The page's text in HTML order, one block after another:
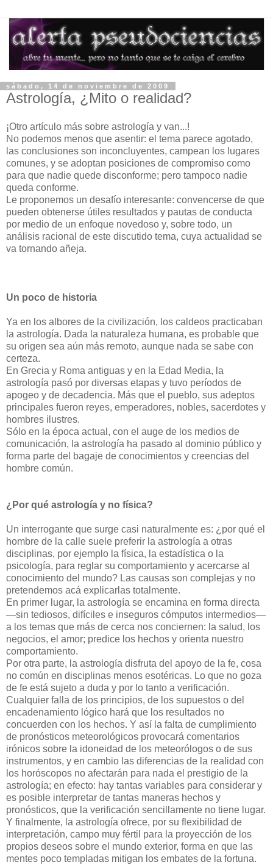
sábado, 14 de noviembre de 2009
Astrología, ¿Mito o realidad?
¡Otro artículo más sobre astrología y van...!
No podemos menos que asentir: el tema parece agotado,
las conclusiones son inconcluyentes, campean los lugares
comunes, y se adoptan posiciones de compromiso como
para que nadie quede disconforme; pero tampoco nadie
queda conforme.
Le proponemos un desafío interesante: convencerse de que
pueden obtenerse útiles resultados y pautas de conducta
por medio de un enfoque novedoso y, sobre todo, un
análisis racional de este discutido tema, cuya actualidad se
va tornando añeja.
Un poco de historia
Ya en los albores de la civilización, los caldeos practicaban
la astrología. Dada la naturaleza humana, es probable que
su origen sea aún más remoto, aunque nada se sabe con
certeza.
En Grecia y Roma antiguas y en la Edad Media, la
astrología pasó por diversas etapas y tuvo períodos de
apogeo y de decadencia. Más que el pueblo, sus adeptos
principales fueron reyes, emperadores, nobles, sacerdotes y
hombres ilustres.
Sólo en la época actual, con el auge de los medios de
comunicación, la astrología ha pasado al dominio público y
forma parte del bagaje de conocimientos y creencias del
hombre común.
¿Por qué astrología y no física?
Un interrogante que surge casi naturalmente es: ¿por qué el
hombre de la calle suele preferir la astrología a otras
disciplinas, por ejemplo la física, la estadística o la
psicología, para reglar su comportamiento y acercarse al
conocimiento del mundo? Las causas son complejas y no
pretendemos acá explicarlas totalmente.
En primer lugar, la astrología se encamina en forma directa
—sin tediosos, difíciles e inseguros cómputos intermedios—
a los temas que más de cerca nos conciernen: la salud, los
negocios, el amor; predice los hechos y orienta nuestro
comportamiento.
Por otra parte, la astrología disfruta del apoyo de la fe, cosa
no común en disciplinas menos esotéricas. Lo que no goza
de fe está sujeto a duda y por lo tanto a verificación.
Cualquier falla de los principios, de los supuestos o del
encadenamiento lógico hará que los resultados no
concuerden con los hechos. Y así la falta de cumplimiento
de pronósticos meteorológicos provocará comentarios
irónicos sobre la idoneidad de los meteorólogos o de sus
instrumentos, y en cambio las diferencias de la realidad con
los horóscopos no afectarán para nada el prestigio de la
astrología; en efecto: hay tantas variables para considerar y
es posible interpretar de tantas maneras hechos y
pronósticos, que la verificación sencillamente no tiene lugar.
Y finalmente, la astrología ofrece, por su flexibilidad de
interpretación, campo muy fértil para la proyección de los
propios deseos sobre el mundo exterior, forma en que las
mentes poco templadas mitigan los embates de la fortuna.